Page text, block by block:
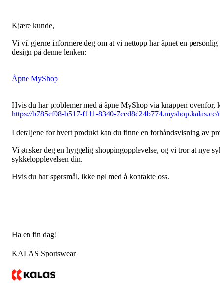
Kjære kunde,
Vi vil gjerne informere deg om at vi nettopp har åpnet en
design på denne lenken:
Åpne MyShop
Hvis du har problemer med å åpne MyShop via knappen ovenfor,
https://b785ef08-b517-f111-8340-7ced8d24b774.myshop.kalas.cc/
I detaljene for hvert produkt kan du finne en forhåndsvisning av
Vi ønsker deg en hyggelig shoppingopplevelse, og vi tror at nye
sykkelopplevelsen din.
Hvis du har spørsmål, ikke nøl med å kontakte oss.
Ha en fin dag!
KALAS Sportswear